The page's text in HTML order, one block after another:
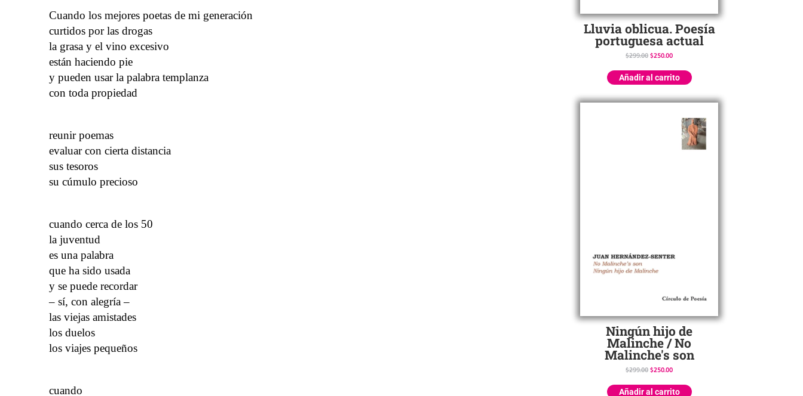
Cuando los mejores poetas de mi generación
curtidos por las drogas
la grasa y el vino excesivo
están haciendo pie
y pueden usar la palabra templanza
con toda propiedad
reunir poemas
evaluar con cierta distancia
sus tesoros
su cúmulo precioso
cuando cerca de los 50
la juventud
es una palabra
que ha sido usada
y se puede recordar
– sí, con alegría –
las viejas amistades
los duelos
los viajes pequeños
cuando
Lluvia oblicua. Poesía
portuguesa actual
$299.00 $250.00
Añadir al carrito
Ningún hijo de
Malinche / No
Malinche's son
$299.00 $250.00
Añadir al carrito